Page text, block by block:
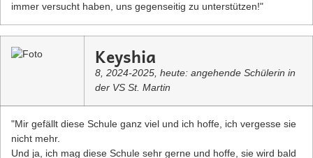
immer versucht haben, uns gegenseitig zu unterstützen!"
Keyshia
8, 2024-2025, heute: angehende Schülerin in
der VS St. Martin
"Mir gefällt diese Schule ganz viel und ich hoffe, ich vergesse sie
nicht mehr.
Und ja, ich mag diese Schule sehr gerne und hoffe, sie wird bald